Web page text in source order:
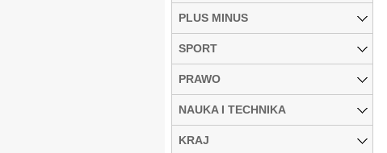
PLUS MINUS
SPORT
PRAWO
NAUKA I TECHNIKA
KRAJ